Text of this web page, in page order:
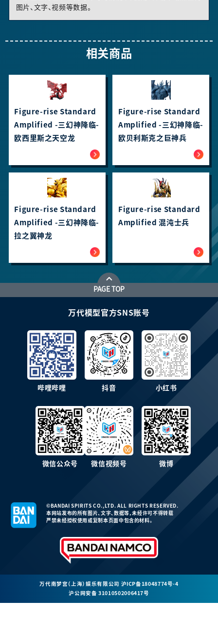
图片、文字、视频等数据。
相关商品
Figure-rise Standard
Amplified -三幻神降临-
欧西里斯之天空龙
Figure-rise Standard
Amplified -三幻神降临-
欧贝利斯克之巨神兵
Figure-rise Standard
Amplified -三幻神降临-
拉之翼神龙
Figure-rise Standard
Amplified 混沌士兵
PAGE TOP
万代模型官方SNS账号
哔哩哔哩 抖音 小红书
微信公众号 微信视频号 微博
©BANDAI SPIRITS CO.,LTD. ALL RIGHTS RESERVED.
本网站发布的所有图片、文字、数据等，未经许可不得转载
严禁未经授权使用或复制本页面中包含的材料。
万代南梦宫（上海）娱乐有限公司 沪ICP备18048774号-4
沪公网安备 31010502006417号